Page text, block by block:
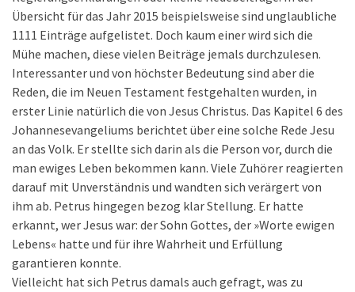
Übersicht für das Jahr 2015 beispielsweise sind unglaubliche
1111 Einträge aufgelistet. Doch kaum einer wird sich die
Mühe machen, diese vielen Beiträge jemals durchzulesen.
Interessanter und von höchster Bedeutung sind aber die
Reden, die im Neuen Testament festgehalten wurden, in
erster Linie natürlich die von Jesus Christus. Das Kapitel 6 des
Johannesevangeliums berichtet über eine solche Rede Jesu
an das Volk. Er stellte sich darin als die Person vor, durch die
man ewiges Leben bekommen kann. Viele Zuhörer reagierten
darauf mit Unverständnis und wandten sich verärgert von
ihm ab. Petrus hingegen bezog klar Stellung. Er hatte
erkannt, wer Jesus war: der Sohn Gottes, der »Worte ewigen
Lebens« hatte und für ihre Wahrheit und Erfüllung
garantieren konnte.
Vielleicht hat sich Petrus damals auch gefragt, was zu